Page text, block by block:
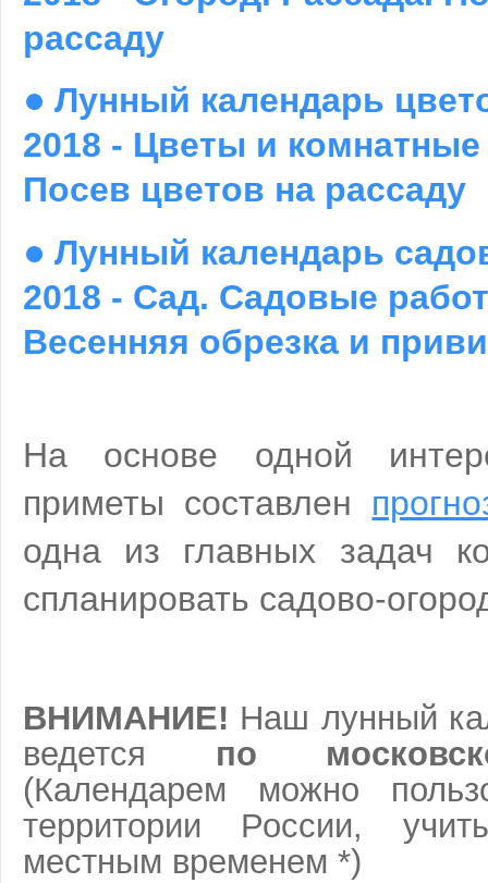
рассаду
● Лунный календарь
2018 - Цветы и комнатные
Посев цветов на рассаду
● Лунный календарь
2018 - Сад. Садовые
Весенняя обрезка и
На основе одной
приметы составлен
одна из главных задач
спланировать садово-
ВНИМАНИЕ! Наш лунный
ведется по
(Календарем можно
территории России,
местным временем *)